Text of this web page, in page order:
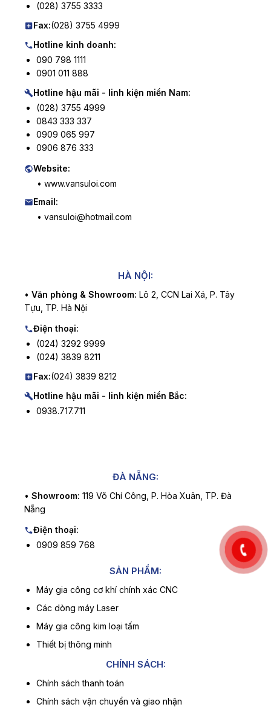
(028) 3755 3333
Fax:(028) 3755 4999
Hotline kinh doanh:
090 798 1111
0901 011 888
Hotline hậu mãi - linh kiện miền Nam:
(028) 3755 4999
0843 333 337
0909 065 997
0906 876 333
Website:
• www.vansuloi.com
Email:
• vansuloi@hotmail.com
HÀ NỘI:
• Văn phòng & Showroom: Lô 2, CCN Lai Xá, P. Tây
Tựu, TP. Hà Nội
Điện thoại:
(024) 3292 9999
(024) 3839 8211
Fax:(024) 3839 8212
Hotline hậu mãi - linh kiện miền Bắc:
0938.717.711
ĐÀ NẴNG:
• Showroom: 119 Võ Chí Công, P. Hòa Xuân, TP. Đà
Nẵng
Điện thoại:
0909 859 768
SẢN PHẨM:
Máy gia công cơ khí chính xác CNC
Các dòng máy Laser
Máy gia công kim loại tấm
Thiết bị thông minh
CHÍNH SÁCH:
Chính sách thanh toán
Chính sách vận chuyển và giao nhận